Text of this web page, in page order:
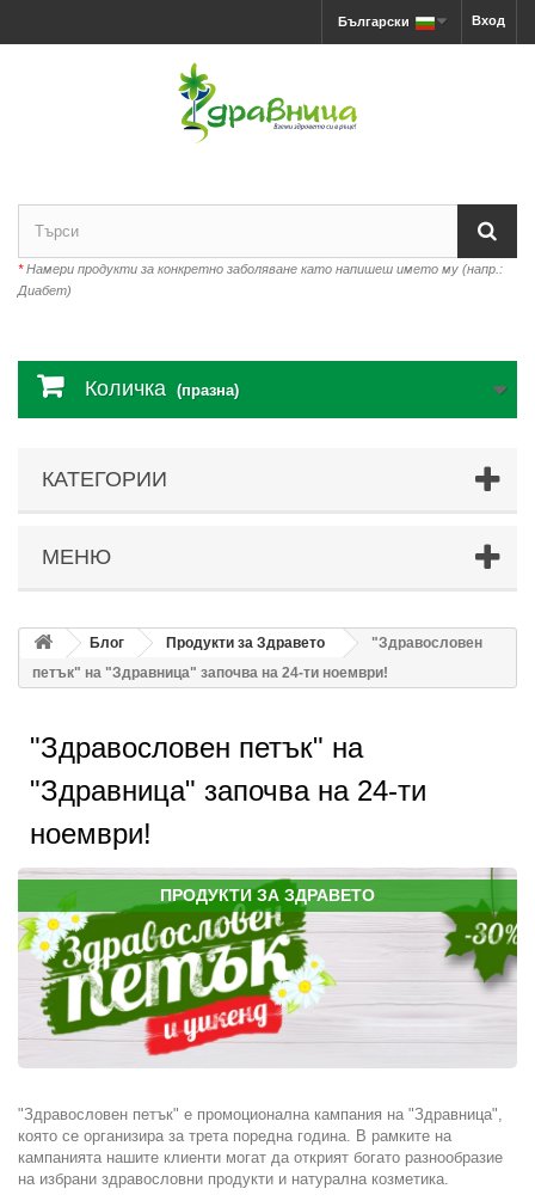
Вход
Български
*Намери продукти за конкретно заболяване като напишеш името му (напр.:
Диабет)
Количка (празна)
КАТЕГОРИИ
МЕНЮ
Блог Продукти за Здравето
"Здравословен
петък" на "Здравница" започва на 24-ти ноември!
"Здравословен петък" на
"Здравница" започва на 24-ти
ноември!
ПРОДУКТИ ЗА ЗДРАВЕТО
"Здравословен петък" е промоционална кампания на "Здравница",
която се организира за трета поредна година. В рамките на
кампанията нашите клиенти могат да открият богато разнообразие
на избрани здравословни продукти и натурална козметика.